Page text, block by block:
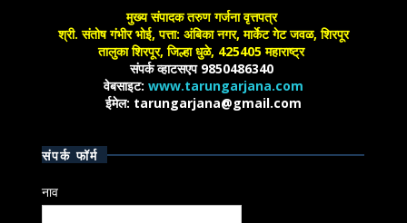
मुख्य संपादक तरुण गर्जना वृत्तपत्र
श्री. संतोष गंभीर भोई, पत्ता: अंबिका नगर, मार्केट गेट जवळ, शिरपूर
तालुका शिरपूर, जिल्हा धुळे, 425405 महाराष्ट्र
संपर्क व्हाटसएप 9850486340
वेबसाइट: www.tarungarjana.com
ईमेल: tarungarjana@gmail.com
संपर्क फॉर्म
नाव